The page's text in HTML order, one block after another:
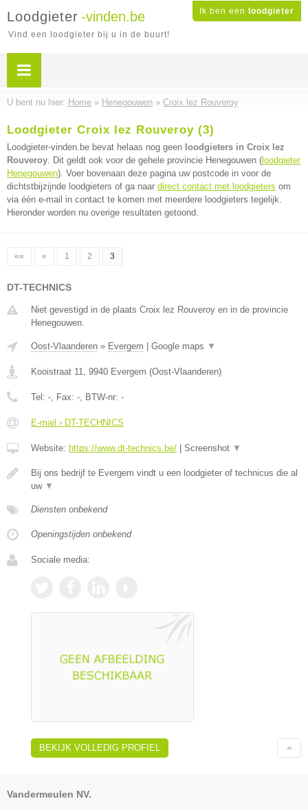
Ik ben een loodgieter
Loodgieter -vinden.be
Vind een loodgieter bij u in de buurt!
U bent nu hier: Home » Henegouwen » Croix lez Rouveroy
Loodgieter Croix lez Rouveroy (3)
Loodgieter-vinden.be bevat helaas nog geen loodgieters in Croix lez
Rouveroy. Dit geldt ook voor de gehele provincie Henegouwen ( loodgieter
Henegouwen). Voer bovenaan deze pagina uw postcode in voor de
dichtstbijzijnde loodgieters of ga naar direct contact met loodgieters om
via één e-mail in contact te komen met meerdere loodgieters tegelijk.
Hieronder worden nu overige resultaten getoond.
«« « 1 2 3
DT-TECHNICS
Niet gevestigd in de plaats Croix lez Rouveroy en in de provincie
Henegouwen.
Oost-Vlaanderen » Evergem Google maps ▼
Kooistraat 11, 9940 Evergem (Oost-Vlaanderen)
Tel: -, Fax: -, BTW-nr: -
E-mail › DT-TECHNICS
Website: https://www.dt-technics.be/ Screenshot ▼
Bij ons bedrijf te Evergem vindt u een loodgieter of technicus die al
uw ▼
Diensten onbekend
Openingstijden onbekend
Sociale media:
BEKIJK VOLLEDIG PROFIEL
Vandermeulen NV.